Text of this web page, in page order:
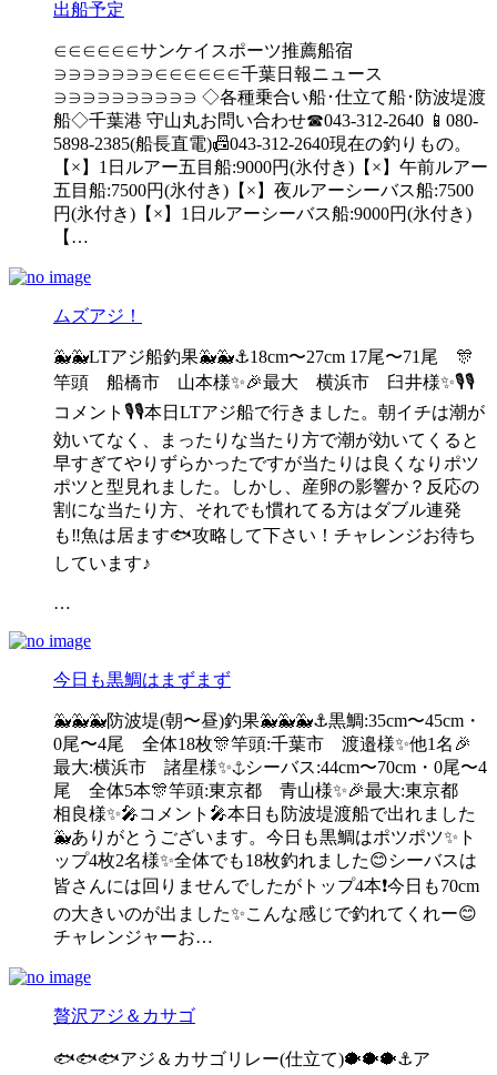
出船予定
∈∈∈∈∈∈サンケイスポーツ推薦船宿
∋∋∋∋∋∋∋∈∈∈∈∈∈千葉日報ニュース
∋∋∋∋∋∋∋∋∋∋ ◇各種乗合い船･仕立て船･防波堤渡
船◇千葉港 守山丸お問い合わせ☎043-312-2640 📱080-
5898-2385(船長直電)📠043-312-2640現在の釣りもの。
【×】1日ルアー五目船:9000円(氷付き)【×】午前ルアー
五目船:7500円(氷付き)【×】夜ルアーシーバス船:7500
円(氷付き)【×】1日ルアーシーバス船:9000円(氷付き)
【…
ムズアジ！
🐳🐳LTアジ船釣果🐳🐳⚓️18cm〜27cm 17尾〜71尾 🎊
竿頭 船橋市 山本様✨🎉最大 横浜市 臼井様✨🎙️🎙️
コメント🎙️🎙️本日LTアジ船で行きました。朝イチは潮が
効いてなく、まったりな当たり方で潮が効いてくると
早すぎてやりずらかったですが当たりは良くなりポツ
ポツと型見れました。しかし、産卵の影響か？反応の
割にな当たり方、それでも慣れてる方はダブル連発
も‼️魚は居ます🐟攻略して下さい！チャレンジお待ち
しています♪
…
今日も黒鯛はまずまず
🐳🐳🐳防波堤(朝〜昼)釣果🐳🐳🐳⚓️黒鯛:35cm〜45cm・
0尾〜4尾 全体18枚🎊竿頭:千葉市 渡邉様✨他1名🎉
最大:横浜市 諸星様✨⚓️シーバス:44cm〜70cm・0尾〜4
尾 全体5本🎊竿頭:東京都 青山様✨🎉最大:東京都
相良様✨🎤コメント🎤本日も防波堤渡船で出れました
🐳ありがとうございます。今日も黒鯛はポツポツ✨ト
ップ4枚2名様✨全体でも18枚釣れました😊シーバスは
皆さんには回りませんでしたがトップ4本❗️今日も70cm
の大きいのが出ました✨こんな感じで釣れてくれー😊
チャレンジャーお…
贅沢アジ＆カサゴ
🐟🐟🐟アジ＆カサゴリレー(仕立て)🐡🐡🐡⚓️ア